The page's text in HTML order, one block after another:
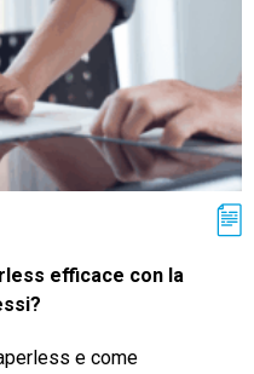
efficace con la
e come